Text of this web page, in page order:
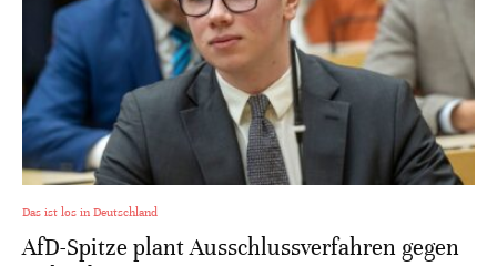
Das ist los in Deutschland
AfD-Spitze plant Ausschlussverfahren gegen